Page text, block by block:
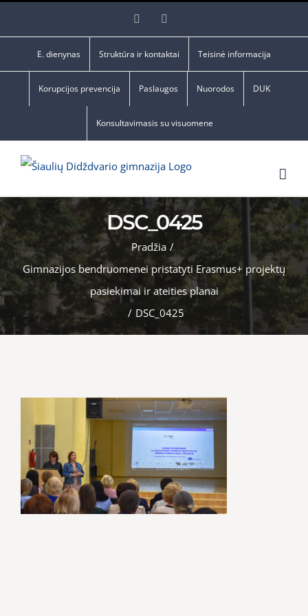
Facebook
E. dienynas Struktūra ir kontaktai Teisinė informacija
Korupcijos prevencija Paslaugos Nuorodos DUK
Konsultavimasis su visuomene
DSC_0425
Pradžia /
Gimnazijos bendruomenei pristatyti Erasmus+ projektų
pasiekimai ir ateities planai
/ DSC_0425